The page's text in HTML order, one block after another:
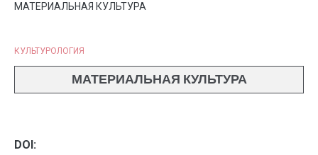
МАТЕРИАЛЬНАЯ КУЛЬТУРА
КУЛЬТУРОЛОГИЯ
МАТЕРИАЛЬНАЯ КУЛЬТУРА
DOI: